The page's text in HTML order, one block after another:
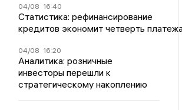
04/08 16:40
Статистика: рефинансирование
кредитов экономит четверть
04/08 16:20
Аналитика: розничные
инвесторы перешли к
стратегическому накоплению